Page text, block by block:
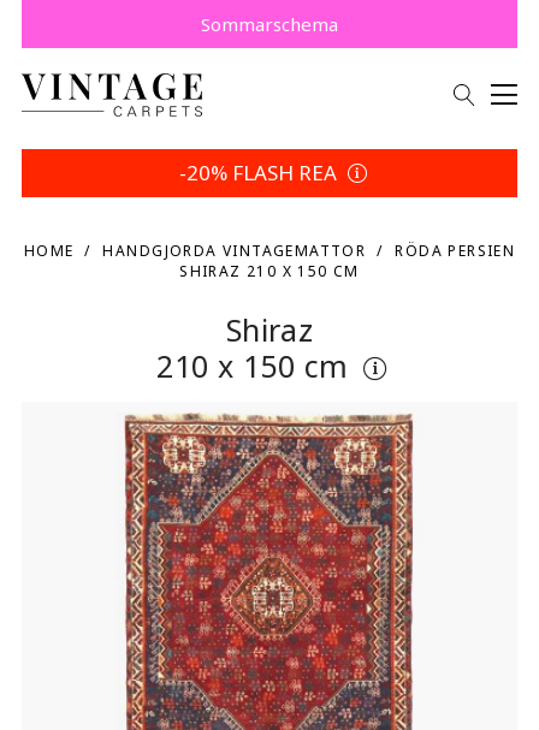
Spara 5 % | Dina returvillkor
Köp nu, betala senare med Klarna.
Sommarschema
-20% FLASH REA
HOME HANDGJORDA VINTAGEMATTOR
RÖDA PERSIEN
SHIRAZ 210 X 150 CM
Shiraz
210 x 150 cm